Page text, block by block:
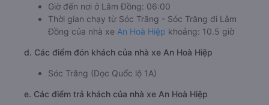
Giờ đến nơi ở Lâm Đồng: 06:00
Thời gian chạy từ Sóc Trăng - Sóc Trăng đi Lâm
Đồng của nhà xe An Hoà Hiệp khoảng: 10.5 giờ
d. Các điểm đón khách của nhà xe An Hoà Hiệp
Sóc Trăng (Dọc Quốc lộ 1A)
e. Các điểm trả khách của nhà xe An Hoà Hiệp